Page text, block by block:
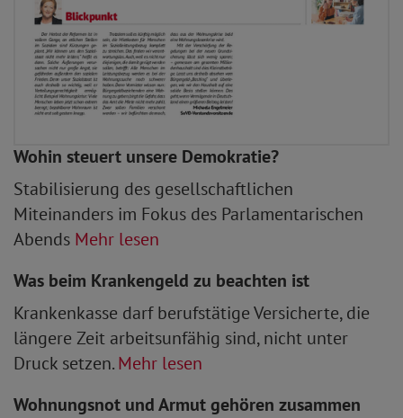
Wohin steuert unsere Demokratie?
Stabilisierung des gesellschaftlichen
Miteinanders im Fokus des Parlamentarischen
Abends Mehr lesen
Was beim Krankengeld zu beachten ist
Krankenkasse darf berufstätige Versicherte, die
längere Zeit arbeitsunfähig sind, nicht unter
Druck setzen.Mehr lesen
Wohnungsnot und Armut gehören zusammen